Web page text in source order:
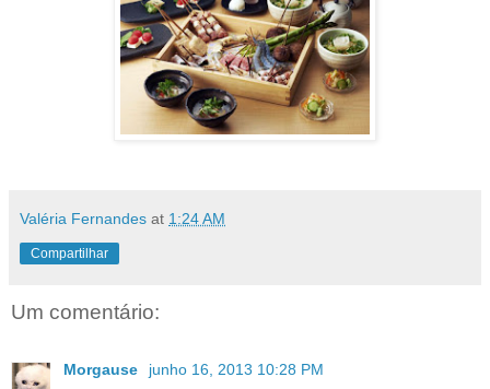
Valéria Fernandes at 1:24 AM
Compartilhar
Um comentário:
Morgause
junho 16, 2013 10:28 PM